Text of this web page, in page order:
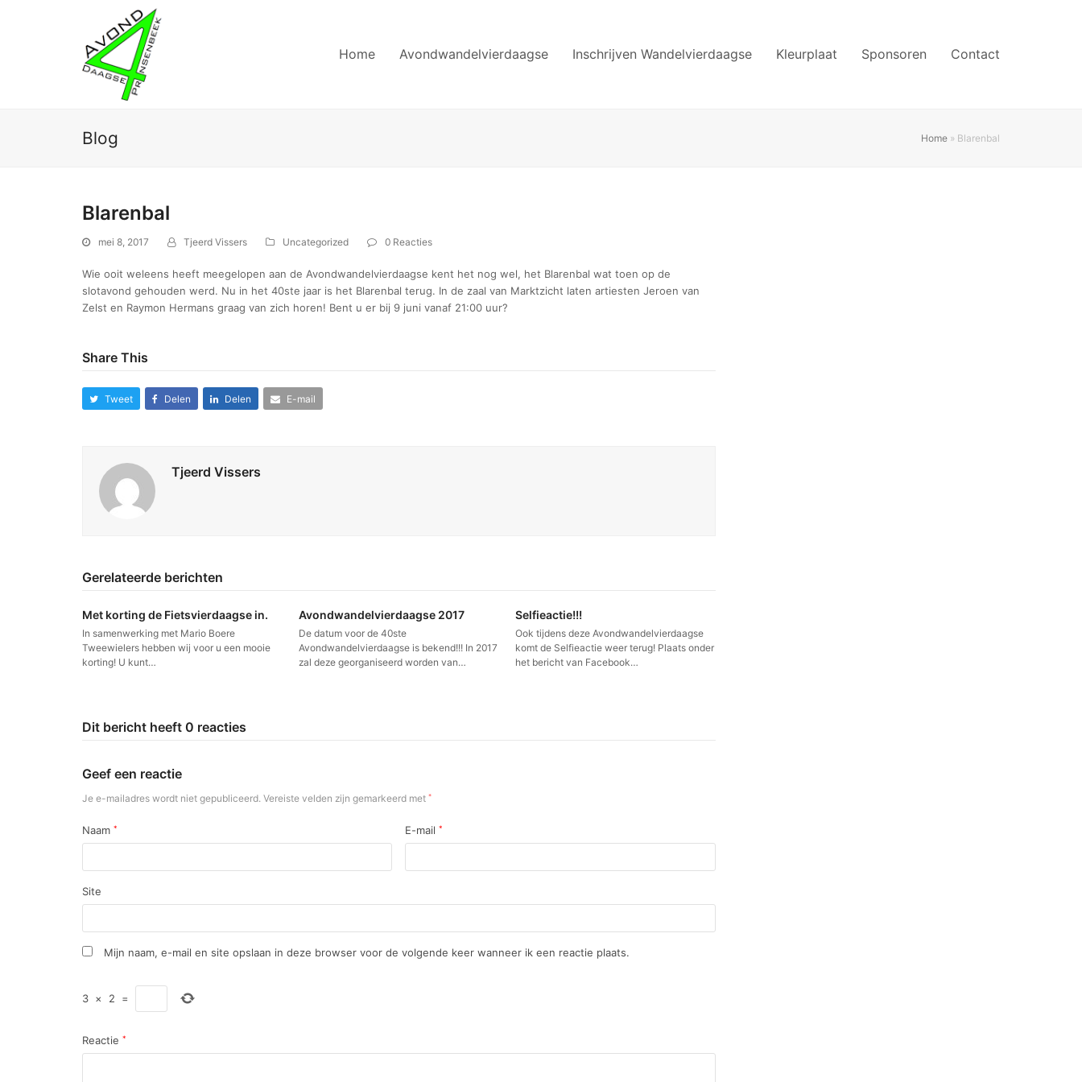
Home Avondwandelvierdaagse Inschrijven Wandelvierdaagse Kleurplaat Sponsoren Contact
Blog Home » Blarenbal
Blarenbal
mei 8, 2017 Tjeerd Vissers Uncategorized 0 Reacties
Wie ooit weleens heeft meegelopen aan de Avondwandelvierdaagse kent het nog wel, het Blarenbal wat toen op de
slotavond gehouden werd. Nu in het 40ste jaar is het Blarenbal terug. In de zaal van Marktzicht laten artiesten Jeroen van
Zelst en Raymon Hermans graag van zich horen! Bent u er bij 9 juni vanaf 21:00 uur?
Share This
Tweet Delen Delen E-mail
Tjeerd Vissers
Gerelateerde berichten
Met korting de Fietsvierdaagse in.
In samenwerking met Mario Boere
Tweewielers hebben wij voor u een mooie
korting! U kunt…
Avondwandelvierdaagse 2017
De datum voor de 40ste
Avondwandelvierdaagse is bekend!!! In 2017
zal deze georganiseerd worden van…
Selfieactie!!!
Ook tijdens deze Avondwandelvierdaagse
komt de Selfieactie weer terug! Plaats onder
het bericht van Facebook…
Dit bericht heeft 0 reacties
Geef een reactie
Je e-mailadres wordt niet gepubliceerd. Vereiste velden zijn gemarkeerd met *
Naam * E-mail*
Site
Mijn naam, e-mail en site opslaan in deze browser voor de volgende keer wanneer ik een reactie plaats.
3 × 2 =
Reactie *